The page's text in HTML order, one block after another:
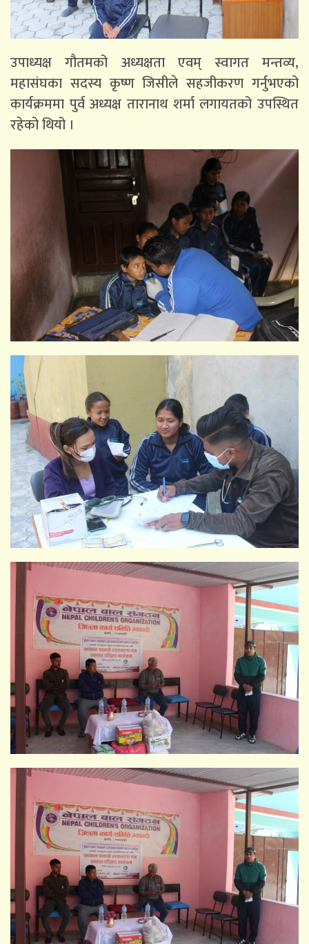
उपाध्यक्ष गौतमको अध्यक्षता एवम् स्वागत मन्तव्य,
महासंघका सदस्य कृष्ण जिसीले सहजीकरण गर्नुभएको
कार्यक्रममा पुर्व अध्यक्ष तारानाथ शर्मा लगायतको उपस्थित
रहेको थियो ।